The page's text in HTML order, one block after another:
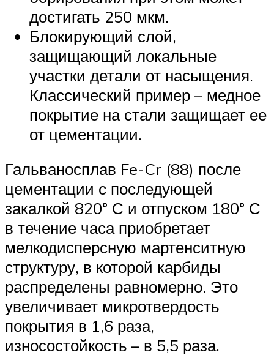
достигать 250 мкм.
Блокирующий слой,
защищающий локальные
участки детали от насыщения.
Классический пример – медное
покрытие на стали защищает ее
от цементации.
Гальваносплав Fe-Cr (88) после
цементации с последующей
закалкой 820° С и отпуском 180° С
в течение часа приобретает
мелкодисперсную мартенситную
структуру, в которой карбиды
распределены равномерно. Это
увеличивает микротвердость
покрытия в 1,6 раза,
износостойкость – в 5,5 раза.